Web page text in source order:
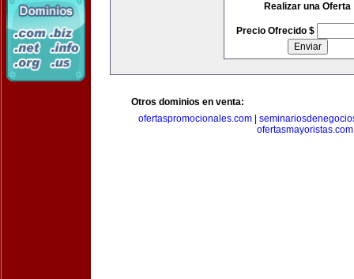
Realizar una Oferta
Precio Ofrecido $
Otros dominios en venta:
ofertaspromocionales.com
ofertasmayoristas.com